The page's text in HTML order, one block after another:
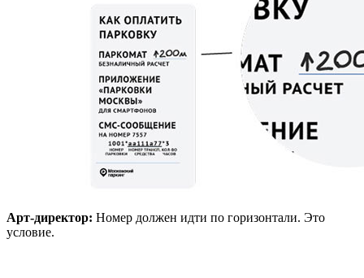
Арт-директор: Номер должен идти по горизонтали. Это
условие.